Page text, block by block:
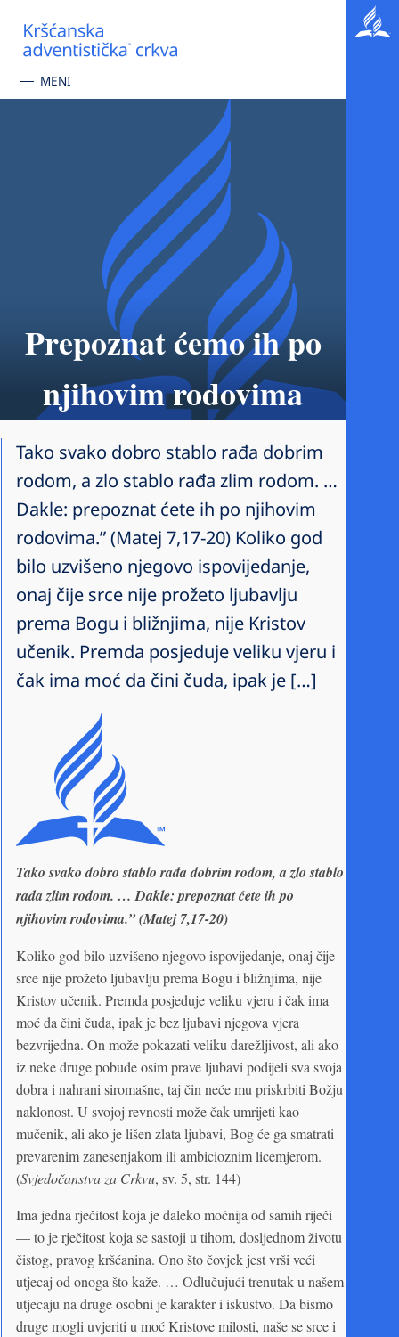
MENI
Prepoznat ćemo ih po
njihovim rodovima
Tako svako dobro stablo rađa dobrim
rodom, a zlo stablo rađa zlim rodom. …
Dakle: prepoznat ćete ih po njihovim
rodovima.” (Matej 7,17-20) Koliko god
bilo uzvišeno njegovo ispovijedanje,
onaj čije srce nije prožeto ljubavlju
prema Bogu i bližnjima, nije Kristov
učenik. Premda posjeduje veliku vjeru i
čak ima moć da čini čuda, ipak je […]
Tako svako dobro stablo rađa dobrim rodom, a zlo stablo
rađa zlim rodom. … Dakle: prepoznat ćete ih po
njihovim rodovima.” (Matej 7,17-20)
Koliko god bilo uzvišeno njegovo ispovijedanje, onaj čije
srce nije prožeto ljubavlju prema Bogu i bližnjima, nije
Kristov učenik. Premda posjeduje veliku vjeru i čak ima
moć da čini čuda, ipak je bez ljubavi njegova vjera
bezvrijedna. On može pokazati veliku darežljivost, ali ako
iz neke druge pobude osim prave ljubavi podijeli sva svoja
dobra i nahrani siromašne, taj čin neće mu priskrbiti Božju
naklonost. U svojoj revnosti može čak umrijeti kao
mučenik, ali ako je lišen zlata ljubavi, Bog će ga smatrati
prevarenim zanesenjakom ili ambicioznim licemjerom.
(Svjedočanstva za Crkvu, sv. 5, str. 144)
Ima jedna rječitost koja je daleko moćnija od samih riječi
— to je rječitost koja se sastoji u tihom, dosljednom životu
čistog, pravog kršćanina. Ono što čovjek jest vrši veći
utjecaj od onoga što kaže. … Odlučujući trenutak u našem
utjecaju na druge osobni je karakter i iskustvo. Da bismo
druge mogli uvjeriti u moć Kristove milosti, naše se srce i